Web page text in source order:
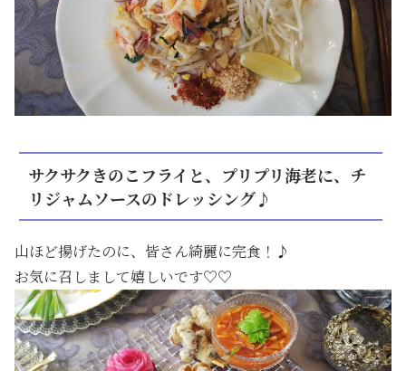
サクサクきのこフライと、プリプリ海老に、チ
リジャムソースのドレッシング♪
山ほど揚げたのに、皆さん綺麗に完食！♪
お気に召しまして嬉しいです♡♡